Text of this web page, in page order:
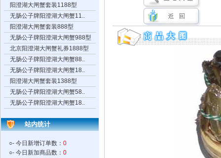
阳澄湖大闸蟹套装1188型
无肠公子牌阳澄湖大闸蟹11..
阳澄湖大闸蟹套装888型
无肠公子牌阳澄湖大闸蟹988型
北京阳澄湖大闸蟹礼券1888型
无肠公子牌阳澄湖大闸蟹88..
无肠公子牌阳澄湖大闸蟹18..
阳澄湖大闸蟹套装1388型
无肠公子牌阳澄湖大闸蟹58..
无肠公子牌阳澄湖大闸蟹18..
站内统计
○- 今日新增订单数： 0
○- 今日新加商品数： 0